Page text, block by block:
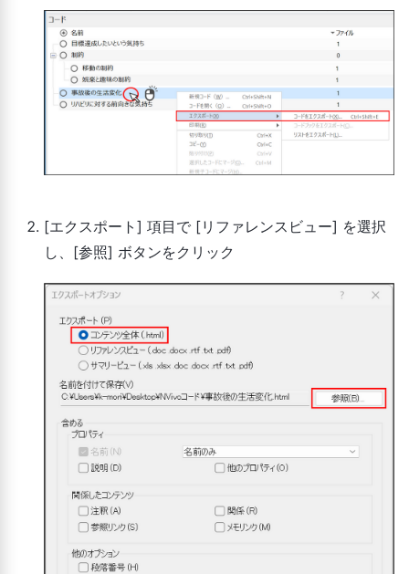
[エクスポート] 項目で [リファレンスビュー] を選択
し、[参照] ボタンをクリック